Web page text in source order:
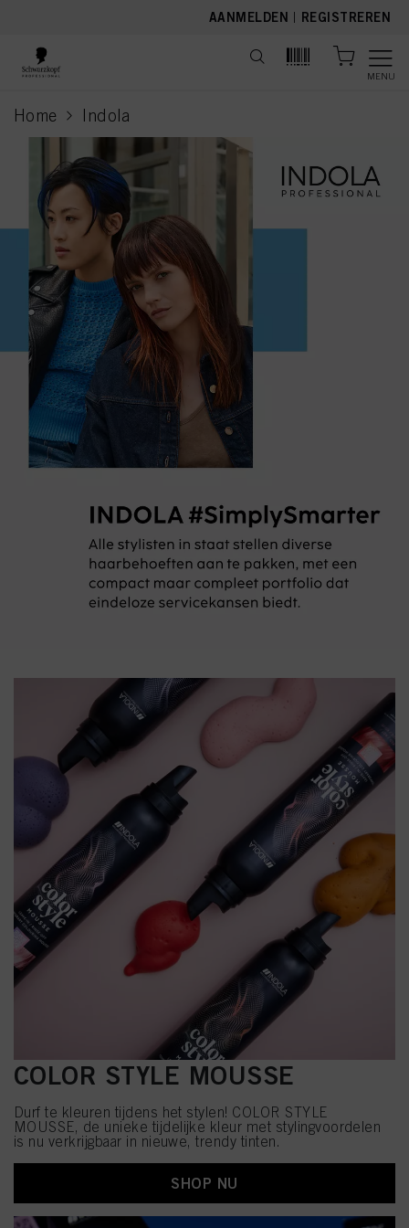
AANMELDEN | REGISTREREN
MENU
Home Indola
current page
COLOR STYLE MOUSSE
Durf te kleuren tijdens het stylen! COLOR STYLE
MOUSSE, de unieke tijdelijke kleur met stylingvoordelen
is nu verkrijgbaar in nieuwe, trendy tinten.
SHOP NU